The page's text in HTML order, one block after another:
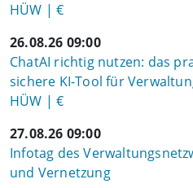
HÜW | €
26.08.26 09:00
ChatAI richtig nutzen: das
sichere KI-Tool für
HÜW | €
27.08.26 09:00
Infotag des
und Vernetzung